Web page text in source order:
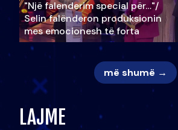
"Një falenderim special për…"/
Selin falënderon produksionin
mes emocionesh të forta
më shumë →
LAJME